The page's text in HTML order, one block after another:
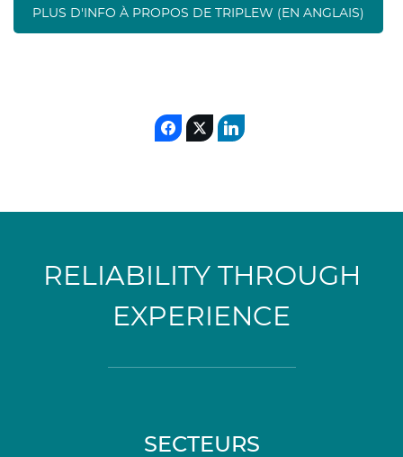
PLUS D'INFO À PROPOS DE TRIPLEW (EN ANGLAIS)
RELIABILITY THROUGH
EXPERIENCE
SECTEURS